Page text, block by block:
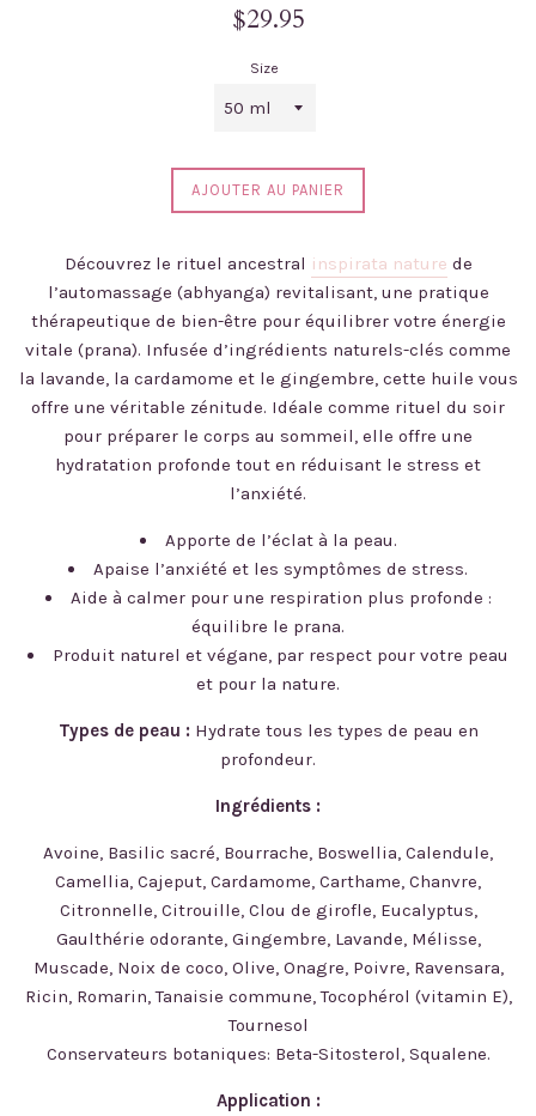
Prix
$29.95
Size
AJOUTER AU PANIER
Découvrez le rituel ancestral inspirata nature de
l’automassage (abhyanga) revitalisant, une pratique
thérapeutique de bien-être pour équilibrer votre énergie
vitale (prana). Infusée d’ingrédients naturels-clés comme
la lavande, la cardamome et le gingembre, cette huile vous
offre une véritable zénitude. Idéale comme rituel du soir
pour préparer le corps au sommeil, elle offre une
hydratation profonde tout en réduisant le stress et
l’anxiété.
Apporte de l’éclat à la peau.
Apaise l’anxiété et les symptômes de stress.
Aide à calmer pour une respiration plus profonde :
équilibre le prana.
Produit naturel et végane, par respect pour votre peau
et pour la nature.
Types de peau : Hydrate tous les types de peau en
profondeur.
Ingrédients :
Avoine, Basilic sacré, Bourrache, Boswellia, Calendule,
Camellia, Cajeput, Cardamome, Carthame, Chanvre,
Citronnelle, Citrouille, Clou de girofle, Eucalyptus,
Gaulthérie odorante, Gingembre, Lavande, Mélisse,
Muscade, Noix de coco, Olive, Onagre, Poivre, Ravensara,
Ricin, Romarin, Tanaisie commune, Tocophérol (vitamin E),
Tournesol
Conservateurs botaniques: Beta-Sitosterol, Squalene.
Application :